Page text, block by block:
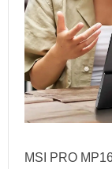
MSI PRO